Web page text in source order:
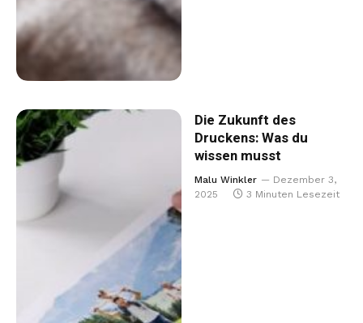
Die Zukunft des
Druckens: Was du
wissen musst
Malu Winkler
Dezember 3,
2025
3 Minuten Lesezeit